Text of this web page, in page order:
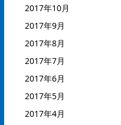
2017年10月
2017年9月
2017年8月
2017年7月
2017年6月
2017年5月
2017年4月